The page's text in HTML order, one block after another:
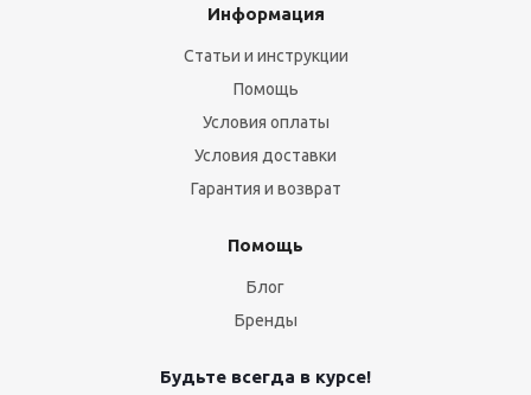
Информация
Статьи и инструкции
Помощь
Условия оплаты
Условия доставки
Гарантия и возврат
Помощь
Блог
Бренды
Будьте всегда в курсе!